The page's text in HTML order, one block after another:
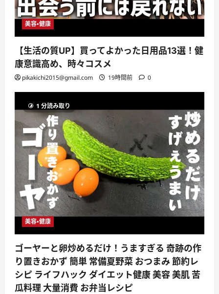
美容・健康
【生活の質UP】買ってよかった日用品13選！健
康意識高め、時々コスメ
pikakichi2015@gmail.com 19時間前 0
1 分読み取り
美容・健康
ゴーヤーと卵炒めるだけ！うますぎる 奇跡の作
り置きおかず 簡単 常備夏野菜 おつまみ 節約レ
シピ ライフハック ダイエット健康 美容 美肌 苦
瓜料理 大量消費 お弁当レシピ